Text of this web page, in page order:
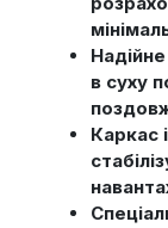
в суху
Каркас